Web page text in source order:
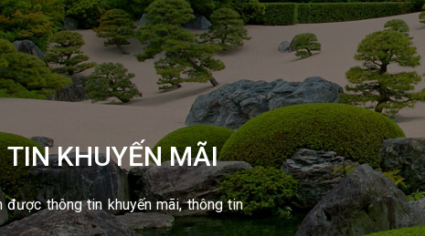
KHUYẾN MÃI
thông tin khuyến mãi, thông tin